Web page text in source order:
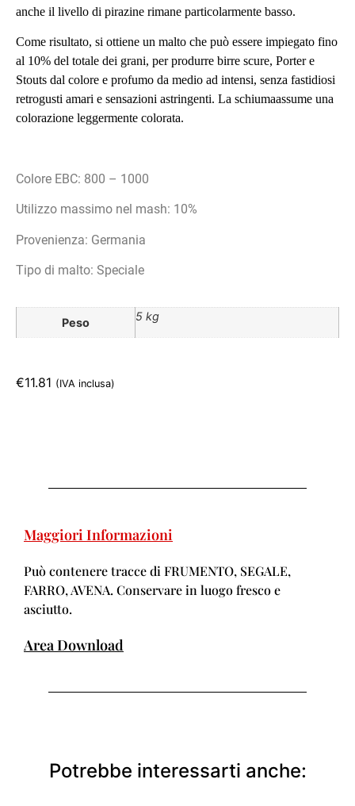
anche il livello di pirazine rimane particolarmente basso.
Come risultato, si ottiene un malto che può essere impiegato fino
al 10% del totale dei grani, per produrre birre scure, Porter e
Stouts dal colore e profumo da medio ad intensi, senza fastidiosi
retrogusti amari e sensazioni astringenti. La schiumaassume una
colorazione leggermente colorata.
Colore EBC: 800 – 1000
Utilizzo massimo nel mash: 10%
Provenienza: Germania
Tipo di malto: Speciale
Peso 5 kg
€11.81 (IVA inclusa)
Maggiori Informazioni
Può contenere tracce di FRUMENTO, SEGALE,
FARRO, AVENA. Conservare in luogo fresco e
asciutto.
Area Download
Potrebbe interessarti anche: